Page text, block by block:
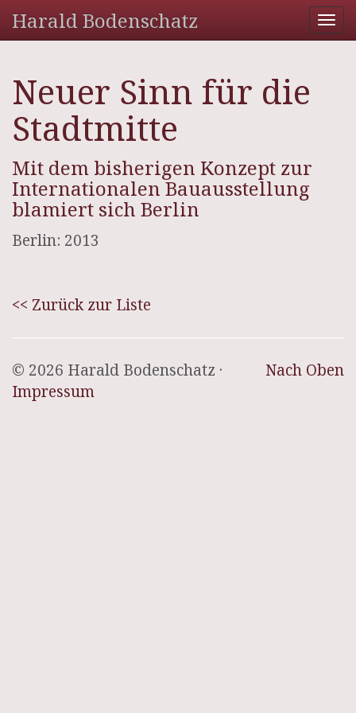
Harald Bodenschatz
Neuer Sinn für die
Stadtmitte
Mit dem bisherigen Konzept zur
Internationalen Bauausstellung
blamiert sich Berlin
Berlin: 2013
<< Zurück zur Liste
Nach Oben
© 2026 Harald Bodenschatz ·
Impressum